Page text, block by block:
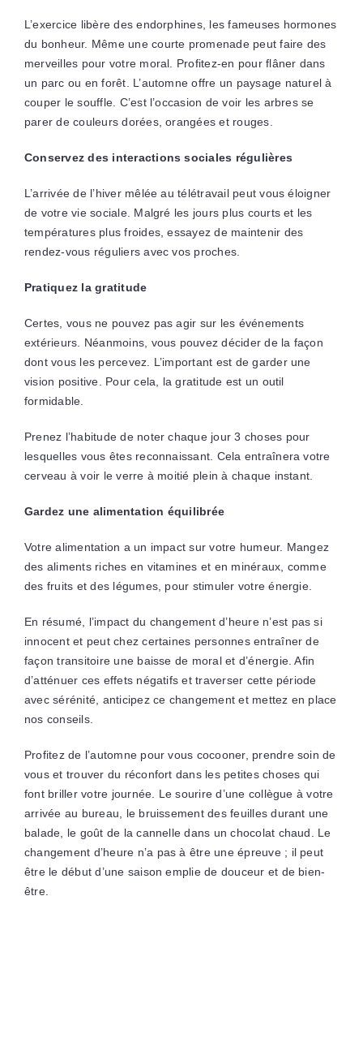
L’exercice libère des endorphines, les fameuses hormones
du bonheur. Même une courte promenade peut faire des
merveilles pour votre moral. Profitez-en pour flâner dans
un parc ou en forêt. L’automne offre un paysage naturel à
couper le souffle. C’est l’occasion de voir les arbres se
parer de couleurs dorées, orangées et rouges.
Conservez des interactions sociales régulières
L’arrivée de l’hiver mêlée au télétravail peut vous éloigner
de votre vie sociale. Malgré les jours plus courts et les
températures plus froides, essayez de maintenir des
rendez-vous réguliers avec vos proches.
Pratiquez la gratitude
Certes, vous ne pouvez pas agir sur les événements
extérieurs. Néanmoins, vous pouvez décider de la façon
dont vous les percevez. L’important est de garder une
vision positive. Pour cela, la gratitude est un outil
formidable.
Prenez l’habitude de noter chaque jour 3 choses pour
lesquelles vous êtes reconnaissant. Cela entraînera votre
cerveau à voir le verre à moitié plein à chaque instant.
Gardez une alimentation équilibrée
Votre alimentation a un impact sur votre humeur. Mangez
des aliments riches en vitamines et en minéraux, comme
des fruits et des légumes, pour stimuler votre énergie.
En résumé, l’impact du changement d’heure n’est pas si
innocent et peut chez certaines personnes entraîner de
façon transitoire une baisse de moral et d’énergie. Afin
d’atténuer ces effets négatifs et traverser cette période
avec sérénité, anticipez ce changement et mettez en place
nos conseils.
Profitez de l’automne pour vous cocooner, prendre soin de
vous et trouver du réconfort dans les petites choses qui
font briller votre journée. Le sourire d’une collègue à votre
arrivée au bureau, le bruissement des feuilles durant une
balade, le goût de la cannelle dans un chocolat chaud. Le
changement d’heure n’a pas à être une épreuve ; il peut
être le début d’une saison emplie de douceur et de bien-
être.